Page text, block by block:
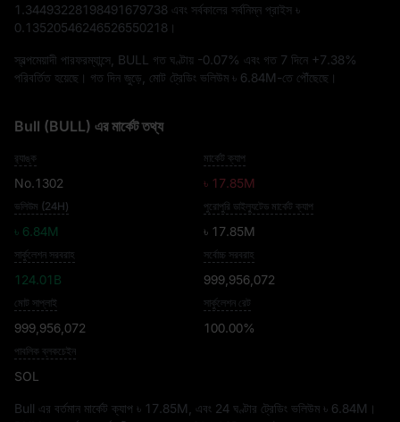
1.34493228198491679738 এবং সর্বকালের সর্বনিম্ন প্রাইস ৳
0.13520546246526550218 ।
স্বল্পমেয়াদী পারফরম্যান্সে, BULL গত ঘণ্টায় -0.07% এবং গত 7 দিনে +7.38%
পরিবর্তিত হয়েছে। গত দিন জুড়ে, মোট ট্রেডিং ভলিউম ৳ 6.84M-তে পৌঁছেছে।
Bull (BULL) এর মার্কেট তথ্য
র‍্যাঙ্ক
No.1302
মার্কেট ক্যাপ
৳ 17.85M
ভলিউম (24H)
৳ 6.84M
পুরোপুরি ডাইল্যুটেড মার্কেট ক্যাপ
৳ 17.85M
সার্কুলেশন সরবরাহ
124.01B
সর্বোচ্চ সরবরাহ
999,956,072
মোট সাপ্লাই
999,956,072
সার্কুলেশন রেট
100.00%
পাবলিক ব্লকচেইন
SOL
Bull এর বর্তমান মার্কেট ক্যাপ ৳ 17.85M , এবং 24 ঘণ্টার ট্রেডিং ভলিউম ৳ 6.84M ।